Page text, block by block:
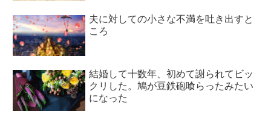
夫に対しての小さな不満を吐き出すと
ころ
結婚して十数年、初めて謝られてビッ
クリした。鳩が豆鉄砲喰らったみたい
になった